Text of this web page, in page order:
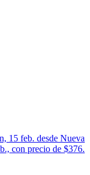
15 feb. desde Nueva
con precio de $376.